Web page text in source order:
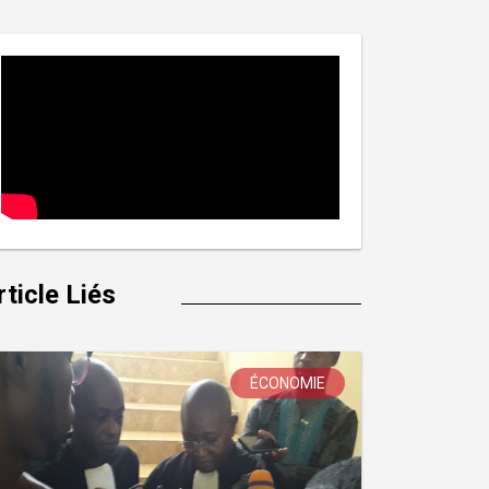
Liés
ÉCONOMIE